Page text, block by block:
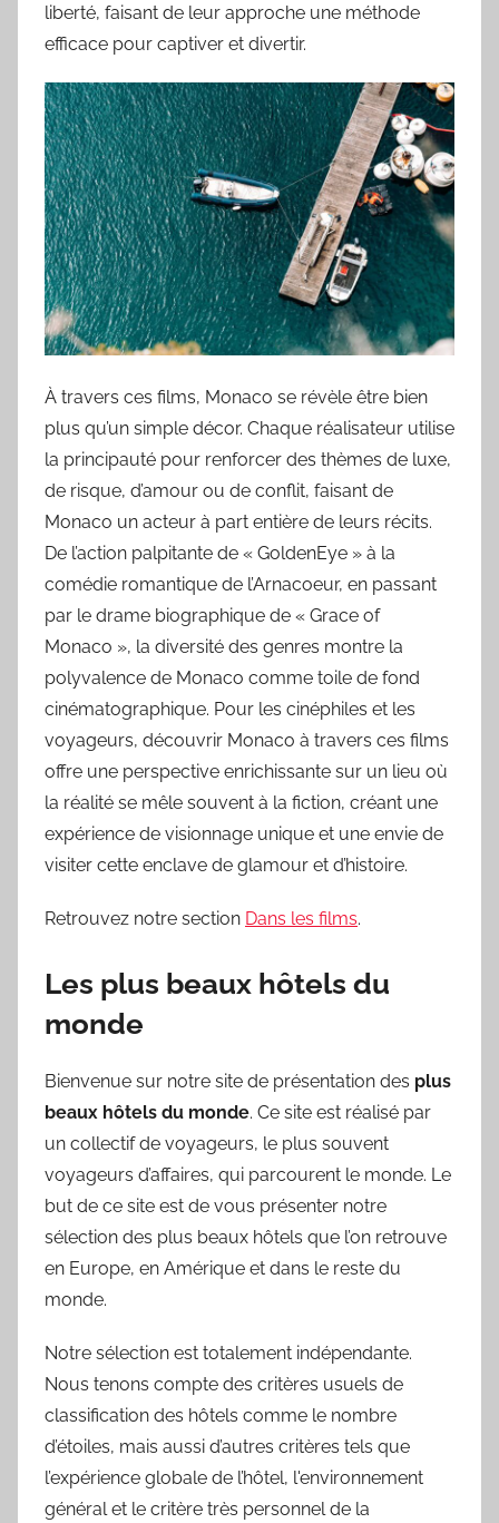
liberté, faisant de leur approche une méthode
efficace pour captiver et divertir.
À travers ces films, Monaco se révèle être bien
plus qu’un simple décor. Chaque réalisateur utilise
la principauté pour renforcer des thèmes de luxe,
de risque, d’amour ou de conflit, faisant de
Monaco un acteur à part entière de leurs récits.
De l’action palpitante de « GoldenEye » à la
comédie romantique de l’Arnacoeur, en passant
par le drame biographique de « Grace of
Monaco », la diversité des genres montre la
polyvalence de Monaco comme toile de fond
cinématographique. Pour les cinéphiles et les
voyageurs, découvrir Monaco à travers ces films
offre une perspective enrichissante sur un lieu où
la réalité se mêle souvent à la fiction, créant une
expérience de visionnage unique et une envie de
visiter cette enclave de glamour et d’histoire.
Retrouvez notre section Dans les films.
Les plus beaux hôtels du
monde
Bienvenue sur notre site de présentation des plus
beaux hôtels du monde. Ce site est réalisé par
un collectif de voyageurs, le plus souvent
voyageurs d’affaires, qui parcourent le monde. Le
but de ce site est de vous présenter notre
sélection des plus beaux hôtels que l’on retrouve
en Europe, en Amérique et dans le reste du
monde.
Notre sélection est totalement indépendante.
Nous tenons compte des critères usuels de
classification des hôtels comme le nombre
d’étoiles, mais aussi d’autres critères tels que
l’expérience globale de l’hôtel, l'environnement
général et le critère très personnel de la